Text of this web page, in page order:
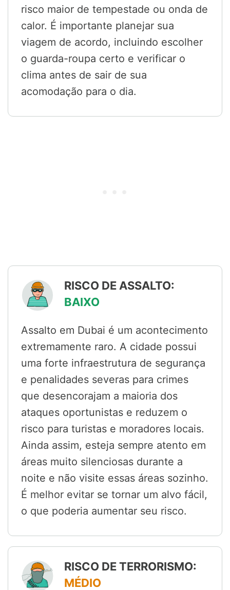
risco maior de tempestade ou onda de
calor. É importante planejar sua
viagem de acordo, incluindo escolher
o guarda-roupa certo e verificar o
clima antes de sair de sua
acomodação para o dia.
RISCO DE ASSALTO:
BAIXO
Assalto em Dubai é um acontecimento
extremamente raro. A cidade possui
uma forte infraestrutura de segurança
e penalidades severas para crimes
que desencorajam a maioria dos
ataques oportunistas e reduzem o
risco para turistas e moradores locais.
Ainda assim, esteja sempre atento em
áreas muito silenciosas durante a
noite e não visite essas áreas sozinho.
É melhor evitar se tornar um alvo fácil,
o que poderia aumentar seu risco.
RISCO DE TERRORISMO:
MÉDIO